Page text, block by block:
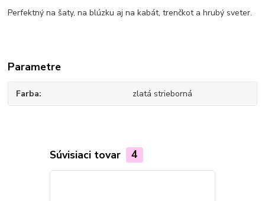
Perfektný na šaty, na blúzku aj na kabát, trenčkot a hrubý sveter.
Parametre
Farba zlatá strieborná
Súvisiaci tovar 4